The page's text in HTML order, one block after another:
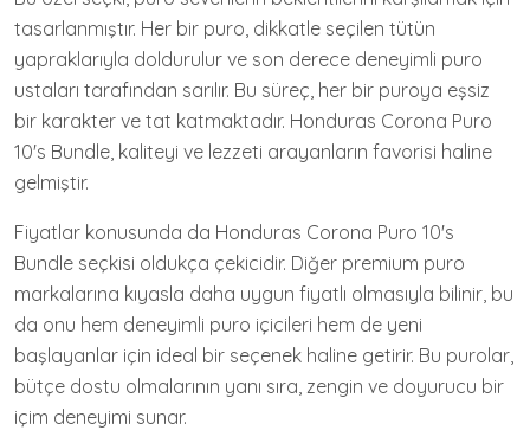
tasarlanmıştır. Her bir puro, dikkatle seçilen tütün
yapraklarıyla doldurulur ve son derece deneyimli puro
ustaları tarafından sarılır. Bu süreç, her bir puroya eşsiz
bir karakter ve tat katmaktadır. Honduras Corona Puro
10's Bundle, kaliteyi ve lezzeti arayanların favorisi haline
gelmiştir.
Fiyatlar konusunda da Honduras Corona Puro 10's
Bundle seçkisi oldukça çekicidir. Diğer premium puro
markalarına kıyasla daha uygun fiyatlı olmasıyla bilinir, bu
da onu hem deneyimli puro içicileri hem de yeni
başlayanlar için ideal bir seçenek haline getirir. Bu purolar,
bütçe dostu olmalarının yanı sıra, zengin ve doyurucu bir
içim deneyimi sunar.